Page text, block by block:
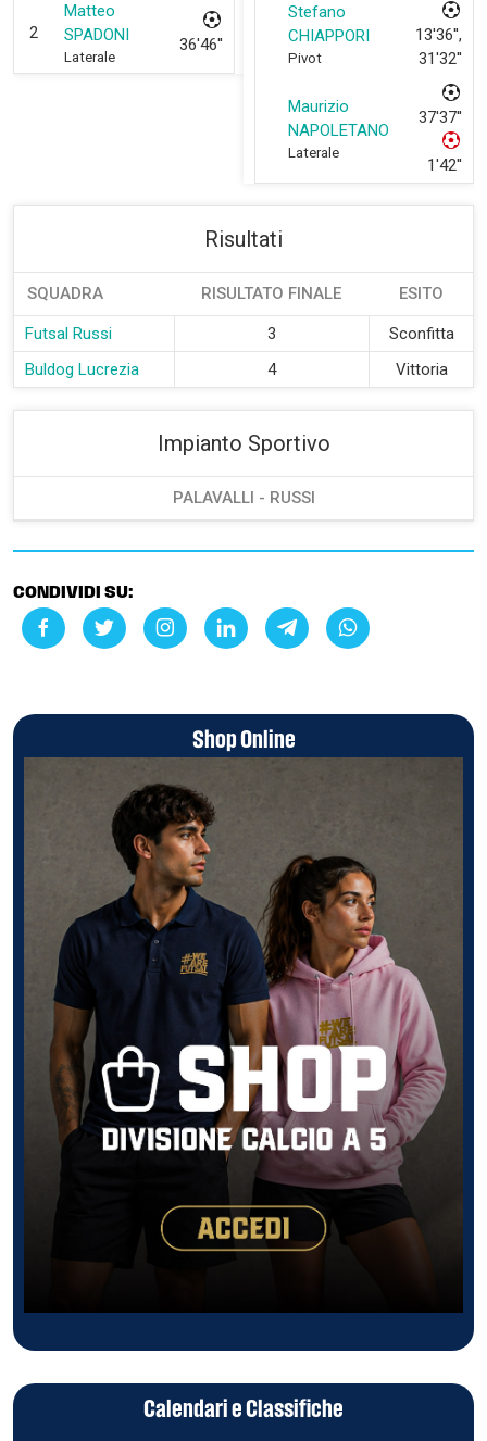
2
Matteo
SPADONI
Laterale
36'46''
Stefano
CHIAPPORI
Pivot
13'36'',
31'32''
Maurizio
NAPOLETANO
Laterale
37'37''
1'42''
Risultati
SQUADRA RISULTATO FINALE ESITO
Futsal Russi 3
Sconfitta
Buldog Lucrezia
4 Vittoria
Impianto Sportivo
PALAVALLI - RUSSI
CONDIVIDI SU:
Shop Online
Calendari e Classifiche